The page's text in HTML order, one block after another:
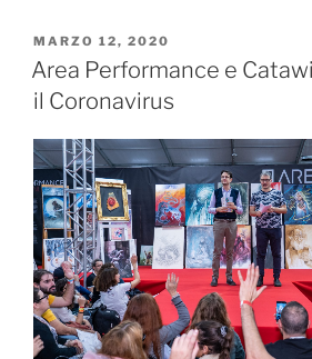
PUBBLICATO
IL
MARZO 12, 2020
Area Performance e
il Coronavirus